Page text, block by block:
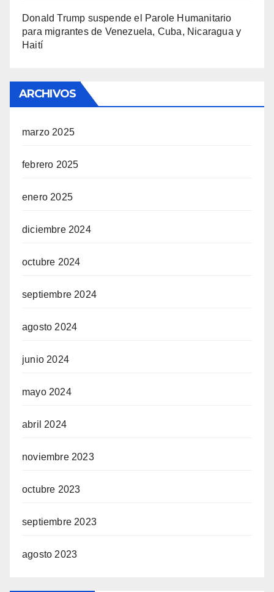
Donald Trump suspende el Parole Humanitario
para migrantes de Venezuela, Cuba, Nicaragua y
Haití
ARCHIVOS
marzo 2025
febrero 2025
enero 2025
diciembre 2024
octubre 2024
septiembre 2024
agosto 2024
junio 2024
mayo 2024
abril 2024
noviembre 2023
octubre 2023
septiembre 2023
agosto 2023